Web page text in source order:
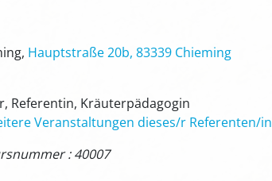
Hauptstraße 20b, 83339 Chieming
Referentin, Kräuterpädagogin
Veranstaltungen dieses/r Referenten/in
: 40007